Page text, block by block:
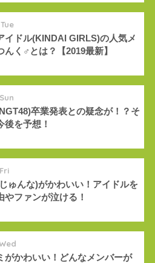
イドル(KINDAI GIRLS)の人気メ
んく♂とは？【2019最新】
卒業発表との疑念が！？そ
後を予想！
ゅんな)がかわいい！アイドルを
やファンが泣ける！
がかわいい！どんなメンバーが